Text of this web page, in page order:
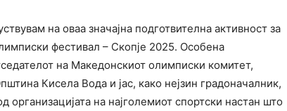
на оваа значајна подготвителна активност за
фестивал – Скопје 2025. Особена
на Македонскиот олимписки комитет,
Кисела Вода и јас, како нејзин градоначалник,
на најголемиот спортски настан што